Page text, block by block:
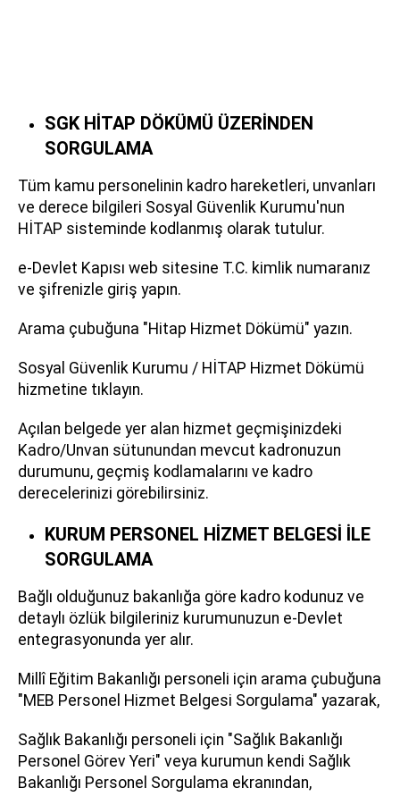
SGK HİTAP DÖKÜMÜ ÜZERİNDEN
SORGULAMA
Tüm kamu personelinin kadro hareketleri, unvanları
ve derece bilgileri Sosyal Güvenlik Kurumu'nun
HİTAP sisteminde kodlanmış olarak tutulur.
e-Devlet Kapısı web sitesine T.C. kimlik numaranız
ve şifrenizle giriş yapın.
Arama çubuğuna "Hitap Hizmet Dökümü" yazın.
Sosyal Güvenlik Kurumu / HİTAP Hizmet Dökümü
hizmetine tıklayın.
Açılan belgede yer alan hizmet geçmişinizdeki
Kadro/Unvan sütunundan mevcut kadronuzun
durumunu, geçmiş kodlamalarını ve kadro
derecelerinizi görebilirsiniz.
KURUM PERSONEL HİZMET BELGESİ İLE
SORGULAMA
Bağlı olduğunuz bakanlığa göre kadro kodunuz ve
detaylı özlük bilgileriniz kurumunuzun e-Devlet
entegrasyonunda yer alır.
Millî Eğitim Bakanlığı personeli için arama çubuğuna
"MEB Personel Hizmet Belgesi Sorgulama" yazarak,
Sağlık Bakanlığı personeli için "Sağlık Bakanlığı
Personel Görev Yeri" veya kurumun kendi Sağlık
Bakanlığı Personel Sorgulama ekranından,